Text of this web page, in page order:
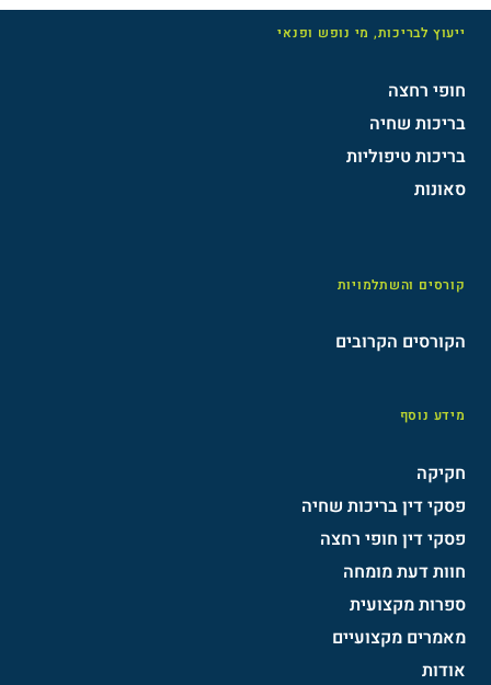
ייעוץ לבריכות, מי נופש ופנאי
חופי רחצה
בריכות שחיה
בריכות טיפוליות
סאונות
קורסים והשתלמויות
הקורסים הקרובים
מידע נוסף
חקיקה
פסקי דין בריכות שחיה
פסקי דין חופי רחצה
חוות דעת מומחה
ספרות מקצועית
מאמרים מקצועיים
אודות